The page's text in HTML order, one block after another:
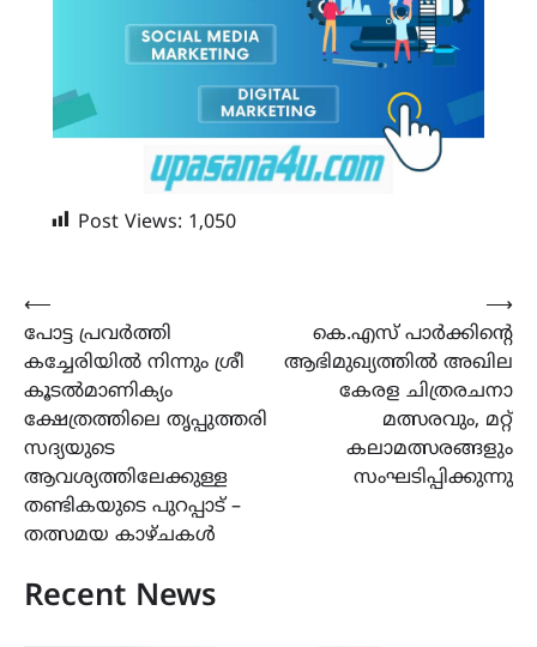
Post Views: 1,050
Post
navigation
⟵
പോട്ട പ്രവർത്തി
കച്ചേരിയിൽ നിന്നും ശ്രീ
കൂടൽമാണിക്യം
ക്ഷേത്രത്തിലെ തൃപ്പുത്തരി
സദ്യയുടെ
ആവശ്യത്തിലേക്കുള്ള
തണ്ടികയുടെ പുറപ്പാട് –
തത്സമയ കാഴ്ചകൾ
കെ.എസ് പാർക്കിൻ്റെ
ആഭിമുഖ്യത്തിൽ അഖില
കേരള ചിത്രരചനാ
മത്സരവും, മറ്റ്
കലാമത്സരങ്ങളും
സംഘടിപ്പിക്കുന്നു
⟶
Recent News